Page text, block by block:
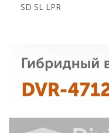
SD SL LPR